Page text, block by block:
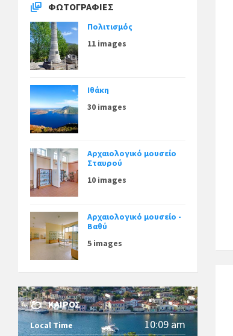
ΦΩΤΟΓΡΑΦΊΕΣ
Πολιτισμός
11 images
Ιθάκη
30 images
Αρχαιολογικό μουσείο
Σταυρού
10 images
Αρχαιολογικό μουσείο -
Βαθύ
5 images
ΚΑΙΡΌΣ
Local Time 10:09 am